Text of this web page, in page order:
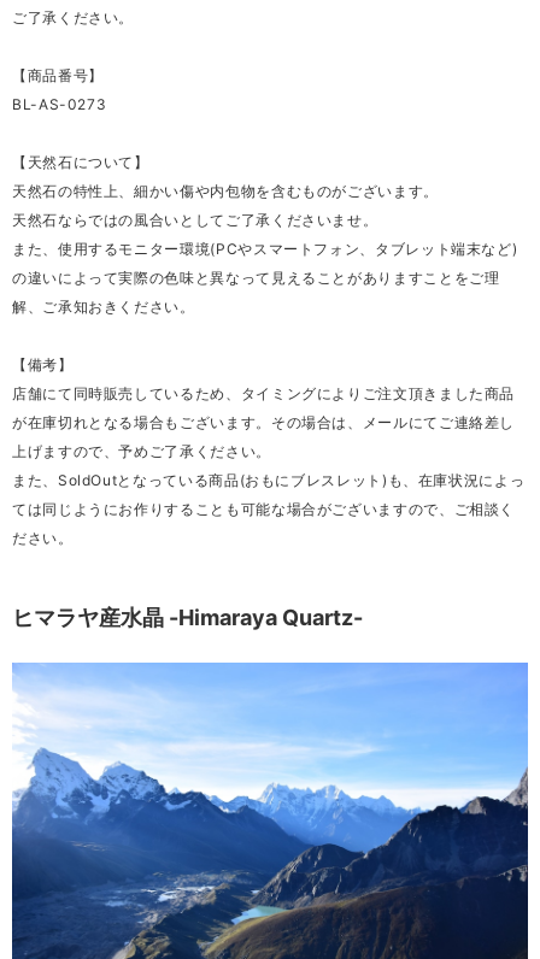
ご了承ください。
【商品番号】
BL-AS-0273
【天然石について】
天然石の特性上、細かい傷や内包物を含むものがございます。
天然石ならではの風合いとしてご了承くださいませ。
また、使用するモニター環境(PCやスマートフォン、タブレット端末など)
の違いによって実際の色味と異なって見えることがありますことをご理
解、ご承知おきください。
【備考】
店舗にて同時販売しているため、タイミングによりご注文頂きました商品
が在庫切れとなる場合もございます。その場合は、メールにてご連絡差し
上げますので、予めご了承ください。
また、SoldOutとなっている商品(おもにブレスレット)も、在庫状況によっ
ては同じようにお作りすることも可能な場合がございますので、ご相談く
ださい。
ヒマラヤ産水晶 -Himaraya Quartz-